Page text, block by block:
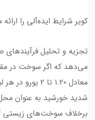
کویر شرایط ایده‌آلی را
تجزیه و تحلیل
می‌دهد که اگر سوخت در
معادل ۱.۲۰ تا
شدید خورشید به عنوان
برخلاف سوخت‌های زیستی